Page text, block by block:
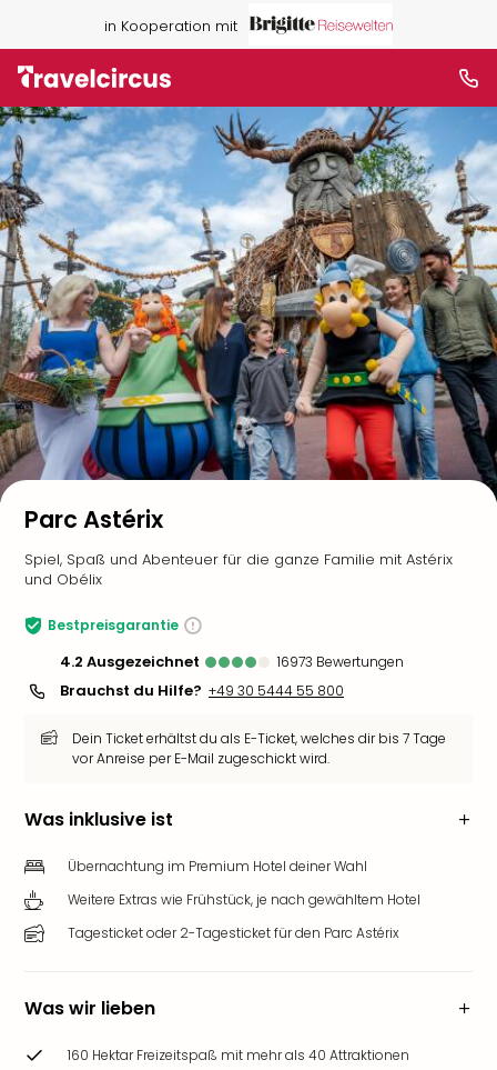
in Kooperation mit
Parc Astérix
Spiel, Spaß und Abenteuer für die ganze Familie mit Astérix
und Obélix
Bestpreisgarantie
4.2 ausgezeichnet 16973 Bewertungen
Brauchst du Hilfe? +49 30 5444 55 800
Dein Ticket erhältst du als E-Ticket, welches dir bis 7 Tage
vor Anreise per E-Mail zugeschickt wird.
Was inklusive ist
Übernachtung im Premium Hotel deiner Wahl
Weitere Extras wie Frühstück, je nach gewähltem Hotel
Tagesticket oder 2-Tagesticket für den Parc Astérix
Was wir lieben
160 Hektar Freizeitspaß mit mehr als 40 Attraktionen